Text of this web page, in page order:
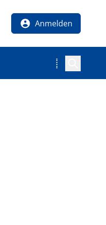
Anmelden